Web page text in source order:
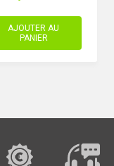
AJOUTER AU
PANIER